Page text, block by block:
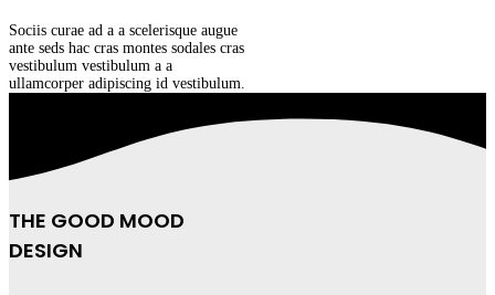
Sociis curae ad a a scelerisque augue
ante seds hac cras montes sodales cras
vestibulum vestibulum a a
ullamcorper adipiscing id vestibulum.
THE GOOD MOOD
DESIGN